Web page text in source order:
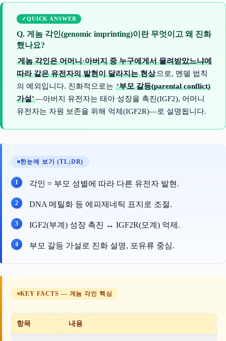
QUICK ANSWER
Q. 게놈 각인(genomic imprinting)이란 무엇이고 왜 진화
했나요?
게놈 각인은 어머니·아버지 중 누구에게서 물려받았느냐에
따라 같은 유전자의 발현이 달라지는 현상 으로, 멘델 법칙
의 예외입니다. 진화적으로는 ‘부모 갈등(parental conflict)
가설’—아버지 유전자는 태아 성장을 촉진(IGF2), 어머니
유전자는 자원 보존을 위해 억제(IGF2R)—로 설명됩니다.
한눈에 보기 (TL;DR)
각인 = 부모 성별에 따라 다른 유전자 발현.
DNA 메틸화 등 에피제네틱 표지로 조절.
IGF2(부계) 성장 촉진 ↔ IGF2R(모계) 억제.
부모 갈등 가설로 진화 설명, 포유류 중심.
KEY FACTS — 게놈 각인 핵심
항목 내용